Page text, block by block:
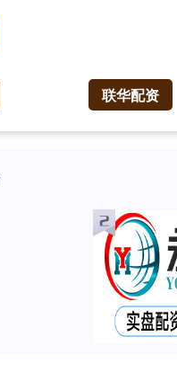
联华配资